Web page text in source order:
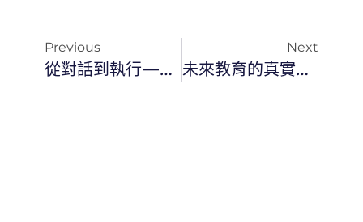
Previous
從對話到執行——如何用 AI Agent 在 30 分鐘內讓網站上線？
Next
未來教育的真實場景：當兩臺「小智 AI」開始對話